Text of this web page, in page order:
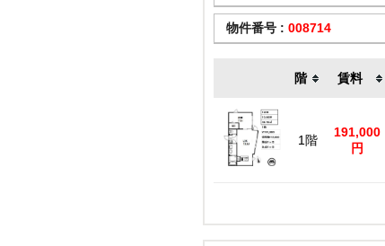
物件番号 : 008714
階 賃料
1階
191,000
円